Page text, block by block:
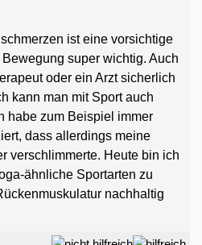
ist eine vorsichtige
super wichtig. Auch
oder ein Arzt sicherlich
kann man mit Sport auch
habe zum Beispiel immer
dass allerdings meine
verschlimmerte. Heute bin ich
ähnliche Sportarten zu
nachhaltig